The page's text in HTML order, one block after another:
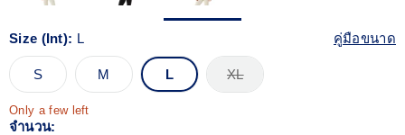
Size (Int): L คู่มือขนาด
S M L XL
Only a few left
จำนวน: